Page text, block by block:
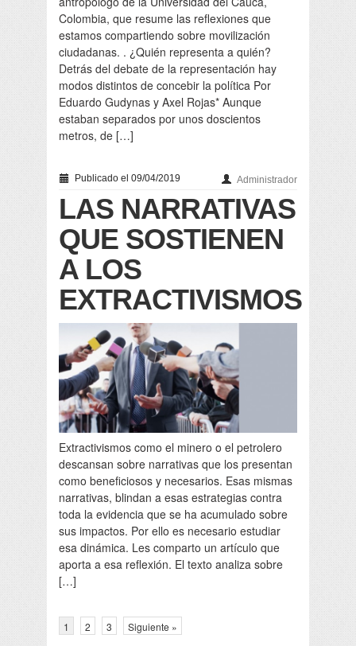
Colombia, que resume las reflexiones que
estamos compartiendo sobre movilización
ciudadanas. . ¿Quién representa a quién?
Detrás del debate de la representación hay
modos distintos de concebir la política Por
Eduardo Gudynas y Axel Rojas* Aunque
estaban separados por unos doscientos
metros, de […]
Publicado el 09/04/2019 Administrador
LAS NARRATIVAS
QUE SOSTIENEN
A LOS
EXTRACTIVISMOS
Extractivismos como el minero o el petrolero
descansan sobre narrativas que los presentan
como beneficiosos y necesarios. Esas mismas
narrativas, blindan a esas estrategias contra
toda la evidencia que se ha acumulado sobre
sus impactos. Por ello es necesario estudiar
esa dinámica. Les comparto un artículo que
aporta a esa reflexión. El texto analiza sobre
[…]
1 2 3 Siguiente »